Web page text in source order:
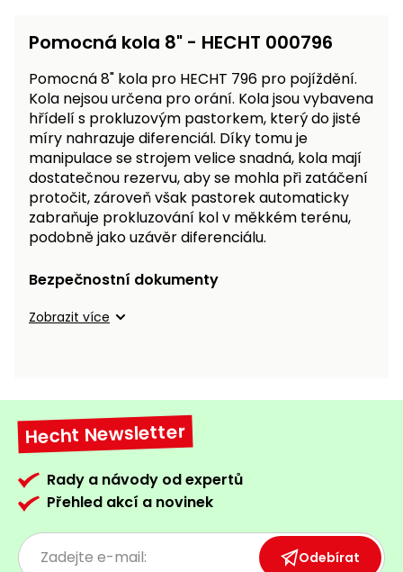
Pomocná kola 8" - HECHT 000796
Pomocná 8" kola pro HECHT 796 pro pojíždění.
Kola nejsou určena pro orání. Kolajsou vybavena
hřídelí s prokluzovým pastorkem, který do jisté
míry nahrazuje diferenciál. Díky tomu je
manipulace se strojem velice snadná, kola mají
dostatečnou rezervu, aby se mohla při zatáčení
protočit, zároveň však pastorek automaticky
zabraňuje prokluzování kol v měkkém terénu,
podobně jako uzávěr diferenciálu.
Bezpečnostní dokumenty
Zobrazit více
Hecht Newsletter
Rady a návody od expertů
Přehled akcí a novinek
Odebírat